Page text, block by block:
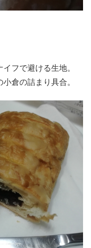
フで避ける生地。
倉の詰まり具合。